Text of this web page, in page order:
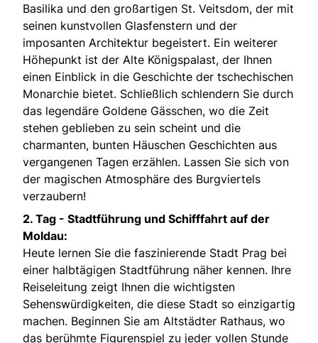
Basilika und den großartigen St. Veitsdom, der mit
seinen kunstvollen Glasfenstern und der
imposanten Architektur begeistert. Ein weiterer
Höhepunkt ist der Alte Königspalast, der Ihnen
einen Einblick in die Geschichte der tschechischen
Monarchie bietet. Schließlich schlendern Sie durch
das legendäre Goldene Gässchen, wo die Zeit
stehen geblieben zu sein scheint und die
charmanten, bunten Häuschen Geschichten aus
vergangenen Tagen erzählen. Lassen Sie sich von
der magischen Atmosphäre des Burgviertels
verzaubern!
2. Tag - Stadtführung und Schifffahrt auf der
Moldau:
Heute lernen Sie die faszinierende Stadt Prag bei
einer halbtägigen Stadtführung näher kennen. Ihre
Reiseleitung zeigt Ihnen die wichtigsten
Sehenswürdigkeiten, die diese Stadt so einzigartig
machen. Beginnen Sie am Altstädter Rathaus, wo
das berühmte Figurenspiel zu jeder vollen Stunde